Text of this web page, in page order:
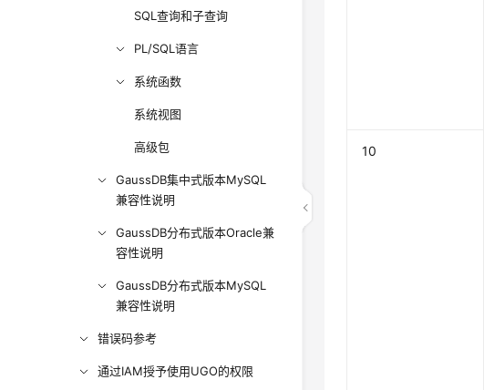
SQL查询和子查询
PL/SQL语言
系统函数
系统视图
高级包
GaussDB集中式版本MySQL
兼容性说明
GaussDB分布式版本Oracle兼
容性说明
GaussDB分布式版本MySQL
兼容性说明
错误码参考
通过IAM授予使用UGO的权限
10